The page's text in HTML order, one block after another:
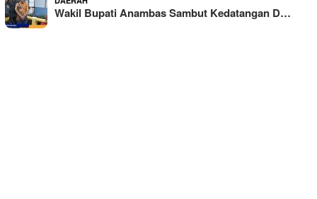
Wakil Bupati Anambas Sambut Kedatangan D…